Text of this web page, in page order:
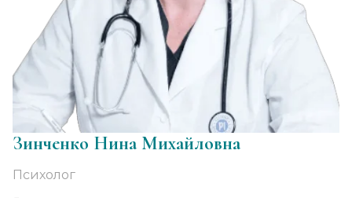
Зинченко Нина Михайловна
Психолог